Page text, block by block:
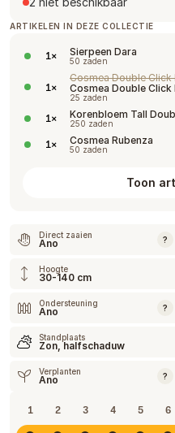
ARTIKELEN IN DEZE COLLECTIE
1× Sierpeen Dara
50 zaden
1 ×
Cosmea Double Click
Cosmea Double Click
25 zaden
1× Korenbloem Tall
250 zaden
1× Cosmea Rubenza
50 zaden
Toon
Direct zaaien
Ano ?
Hoogte
30-140 cm
Ondersteuning
Ano ?
Standplaats
Zon, halfschaduw
Verplanten
Ano ?
1 2 3 4 5 6